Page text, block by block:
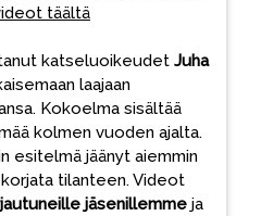
täältä
katseluoikeudet Juha
laajaan
Kokoelma sisältää
kolmen vuoden ajalta.
esitelmä jäänyt aiemmin
tilanteen. Videot
jäsenillemme ja